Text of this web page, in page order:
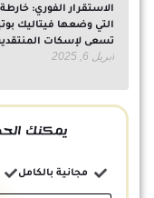
الاستقرار الفوري:
التي وضعها فيتاليك
تسعى لإسكات
أبريل 6, 2025
يمكنك
مجانية بالكامل